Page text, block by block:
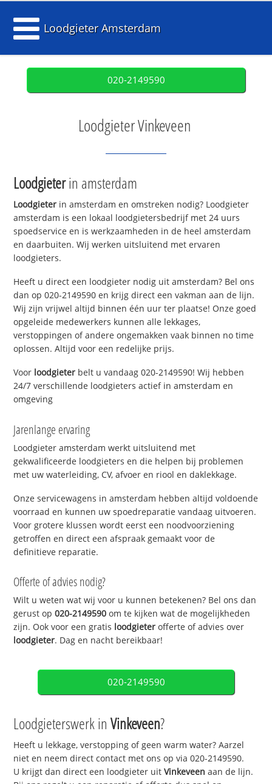
Loodgieter Amsterdam
020-2149590
Loodgieter Vinkeveen
Loodgieterin amsterdam
Loodgieter in amsterdam en omstreken nodig? Loodgieter
amsterdam is een lokaal loodgietersbedrijf met 24 uurs
spoedservice en is werkzaamheden in de heel amsterdam
en daarbuiten. Wij werken uitsluitend met ervaren
loodgieters.
Heeft u direct een loodgieter nodig uit amsterdam? Bel ons
dan op 020-2149590 en krijg direct een vakman aan de lijn.
Wij zijn vrijwel altijd binnen één uur ter plaatse! Onze goed
opgeleide medewerkers kunnen alle lekkages,
verstoppingen of andere ongemakken vaak binnen no time
oplossen. Altijd voor een redelijke prijs.
Voor loodgieter belt u vandaag 020-2149590! Wij hebben
24/7 verschillende loodgieters actief in amsterdam en
omgeving
Jarenlange ervaring
Loodgieter amsterdam werkt uitsluitend met
gekwalificeerde loodgieters en die helpen bij problemen
met uw waterleiding, CV, afvoer en riool en daklekkage.
Onze servicewagens in amsterdam hebben altijd voldoende
voorraad en kunnen uw spoedreparatie vandaag uitvoeren.
Voor grotere klussen wordt eerst een noodvoorziening
getroffen en direct een afspraak gemaakt voor de
definitieve reparatie.
Offerte of advies nodig?
Wilt u weten wat wij voor u kunnen betekenen? Bel ons dan
gerust op020-2149590 om te kijken wat de mogelijkheden
zijn. Ook voor een gratis loodgieter offerte of advies over
loodgieter. Dag en nacht bereikbaar!
020-2149590
Loodgieterswerk inVinkeveen?
Heeft u lekkage, verstopping of geen warm water? Aarzel
niet en neem direct contact met ons op via 020-2149590.
U krijgt dan direct een loodgieter uitVinkeveen aan de lijn.